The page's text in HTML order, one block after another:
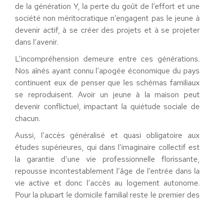
de la génération Y, la perte du goût de l’effort et une
société non méritocratique n’engagent pas le jeune à
devenir actif, à se créer des projets et à se projeter
dans l’avenir.
L’incompréhension demeure entre ces générations.
Nos aînés ayant connu l’apogée économique du pays
continuent eux de penser que les schémas familiaux
se reproduisent. Avoir un jeune à la maison peut
devenir conflictuel, impactant la quiétude sociale de
chacun.
Aussi, l’accès généralisé et quasi obligatoire aux
études supérieures, qui dans l’imaginaire collectif est
la garantie d’une vie professionnelle florissante,
repousse incontestablement l’âge de l’entrée dans la
vie active et donc l’accès au logement autonome.
Pour la plupart le domicile familial reste le premier des